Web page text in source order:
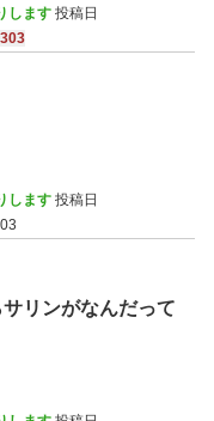
します 投稿日
します 投稿日
リンがなんだって